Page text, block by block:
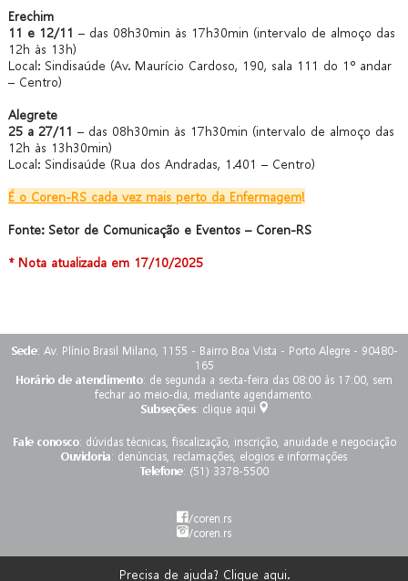
Erechim
11 e 12/11 – das 08h30min às 17h30min (intervalo de almoço das
12h às 13h)
Local: Sindisaúde (Av. Maurício Cardoso, 190, sala 111 do 1º andar
– Centro)
Alegrete
25 a 27/11 – das 08h30min às 17h30min (intervalo de almoço das
12h às 13h30min)
Local: Sindisaúde (Rua dos Andradas, 1.401 – Centro)
É o Coren-RS cada vez mais perto da Enfermagem!
Fonte: Setor de Comunicação e Eventos – Coren-RS
* Nota atualizada em 17/10/2025
Sede: Av. Plínio Brasil Milano, 1155 - Bairro Boa Vista - Porto Alegre - 90480-
165
Horário de atendimento: de segunda a sexta-feira das 08:00 às 17:00, sem
fechar ao meio-dia, mediante agendamento.
Subseções: clique aqui
Fale conosco: dúvidas técnicas, fiscalização, inscrição, anuidade e negociação
Ouvidoria: denúncias, reclamações, elogios e informações
Telefone: (51) 3378-5500
/coren.rs
/coren.rs
Precisa de ajuda? Clique aqui.